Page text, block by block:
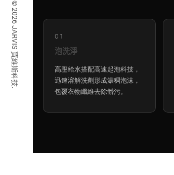
01
泡洗淨
高壓給水搭配高速起泡科技，
迅速溶解洗劑形成濃稠泡沫，
包覆衣物纖維去除髒污。
© 2026 JARVIS 賈維斯科技.